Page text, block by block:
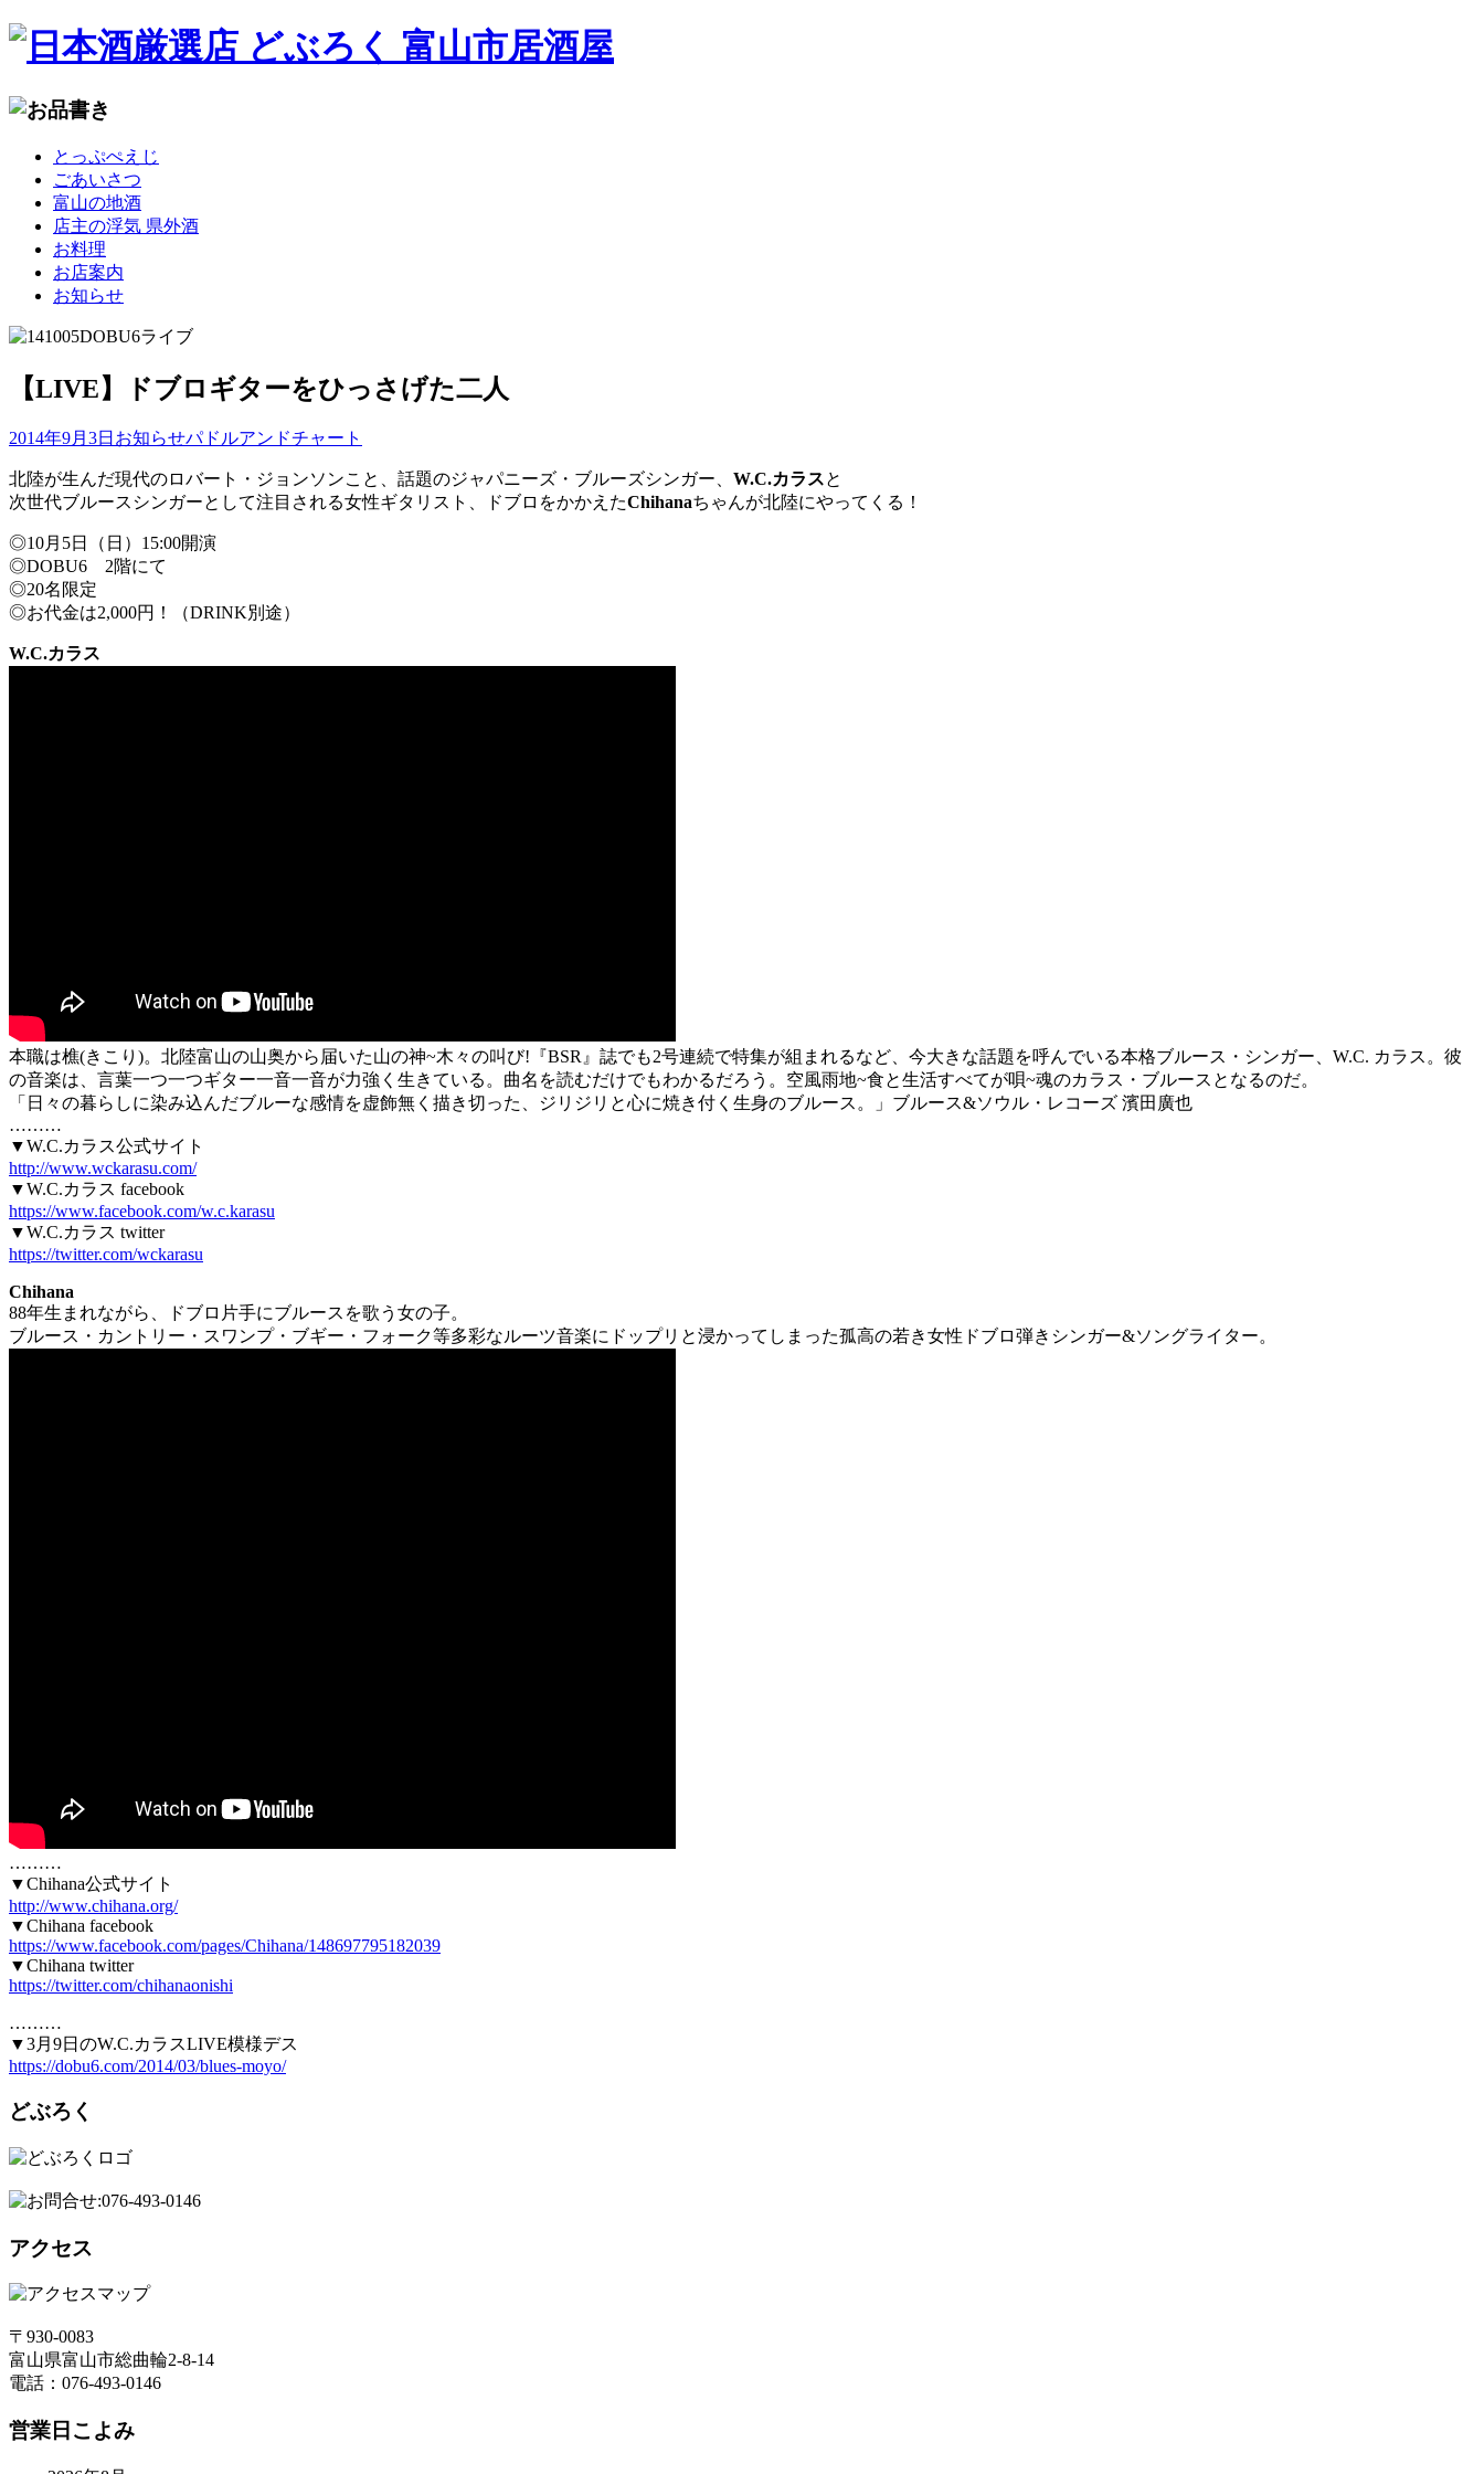
とっぷぺえじ
ごあいさつ
富山の地酒
店主の浮気 県外酒
お料理
お店案内
お知らせ
【LIVE】ドブロギターをひっさげた二人
2014年9月3日 お知らせパドルアンドチャート
北陸が生んだ現代のロバート・ジョンソンこと、話題のジャパニーズ・ブルーズシンガー、 W.C.カラスと
次世代ブルースシンガーとして注目される女性ギタリスト、ドブロをかかえたChihanaちゃんが北陸にやってくる！
◎10月5日（日）15:00開演
◎DOBU6 2階にて
◎20名限定
◎お代金は2,000円！（DRINK別途）
W.C.カラス
本職は樵(きこり)。北陸富山の山奥から届いた山の神~木々の叫び!『BSR』誌でも2号連続で特集が組まれるなど、今大きな話題を呼んでいる本格ブルース・シンガー、W.C. カラス。彼
の音楽は、言葉一つ一つギター一音一音が力強く生きている。曲名を読むだけでもわかるだろう。空風雨地~食と生活すべてが唄~魂のカラス・ブルースとなるのだ。
「日々の暮らしに染み込んだブルーな感情を虚飾無く描き切った、ジリジリと心に焼き付く生身のブルース。」ブルース&ソウル・レコーズ 濱田廣也
………
▼W.C.カラス公式サイト
http://www.wckarasu.com/
▼W.C.カラス facebook
https://www.facebook.com/w.c.karasu
▼W.C.カラス twitter
https://twitter.com/wckarasu
Chihana
88年生まれながら、ドブロ片手にブルースを歌う女の子。
ブルース・カントリー・スワンプ・ブギー・フォーク等多彩なルーツ音楽にドップリと浸かってしまった孤高の若き女性ドブロ弾きシンガー&ソングライター。
………
▼Chihana公式サイト
http://www.chihana.org/
▼Chihana facebook
https://www.facebook.com/pages/Chihana/148697795182039
▼Chihana twitter
https://twitter.com/chihanaonishi
………
▼3月9日のW.C.カラスLIVE模様デス
https://dobu6.com/2014/03/blues-moyo/
どぶろく
アクセス
〒930-0083
富山県富山市総曲輪2-8-14
電話：076-493-0146
営業日こよみ